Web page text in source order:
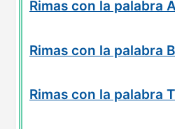
Rimas con la palabra
Rimas con la palabra
Rimas con la palabra